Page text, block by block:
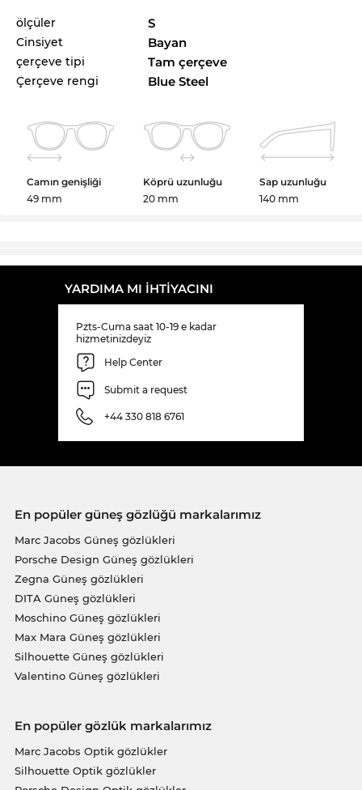
ölçüler S
Cinsiyet Bayan
çerçeve tipi Tam çerçeve
Çerçeve rengi Blue Steel
Camın genişliği
49 mm
Köprü uzunluğu
20 mm
Sap uzunluğu
140 mm
YARDIMA MI IHTIYACINI
Pzts-Cuma saat 10-19 e kadar
hizmetinizdeyiz
Help Center
Submit a request
+44 330 818 6761
En popüler güneş gözlüğü markalarımız
Marc Jacobs Güneş gözlükleri
Porsche Design Güneş gözlükleri
Zegna Güneş gözlükleri
DITA Güneş gözlükleri
Moschino Güneş gözlükleri
Max Mara Güneş gözlükleri
Silhouette Güneş gözlükleri
Valentino Güneş gözlükleri
En popüler gözlük markalarımız
Marc Jacobs Optik gözlükler
Silhouette Optik gözlükler